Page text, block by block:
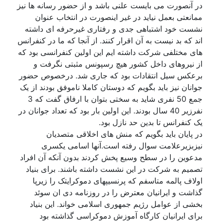
در آنصورت می بایست علنی باشد و از حضور رسانه ها نیز
ممانعتی بعمل نیاید در غیر اینصورت در انتخاب عنوان
نشست خود اشتباهی جدی و رفتاری غیرحرفه ای داشته
اند که بد نیست به آن اقرار کنند. از آنجا که ما در کنفرانس
های مختلفی شرکت داشته ایم این اولین کنفرانسی بود که
از نیروهای داخل کشور هیچ رسپونس مثبتی نگرفت و
برعکس سیل انتقادات بود که جاری شد. درخصوص حضور
جوانان نیز باید بگویم که دوستان کاملا ناموفق بودند از یک
جمع 50 نفری شاید به سختی بتوان با ارفاق گفت که 3
نفرزیر 40 سال بودند. این اولین بار بود که تعداد جوانان در
یک کنفرانس تا بدین حد نازل بود.
در پایان باید بگویم که منش های اخلاقی متصدیان
نیزبزیرعلامت سوال رفته است.آنها اسامی یکسری
مدعوین را در سطح وسیع پخش کردند بدون آنکه آن افراد
تصمیم به شرکت در این نشست داشته باشند. برای بنیاد
اولاف پالمه متاسفم که پرنسیپهای دموکرایتک را زیرپا
گذاشت و ایرانیان معترض را در روزنامه دی ان سوئد
بخشی از عوامل رژیم جمهوری اسلامی خواند. این بنیاد
برای ایرانیان کارگاه آموزش دموکراسی گذاشته بود